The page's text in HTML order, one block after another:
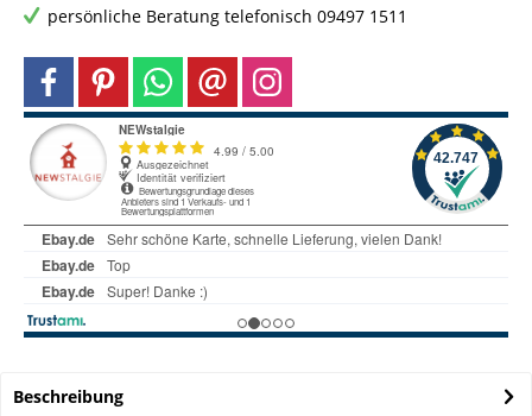
persönliche Beratung telefonisch 09497 1511
Beschreibung